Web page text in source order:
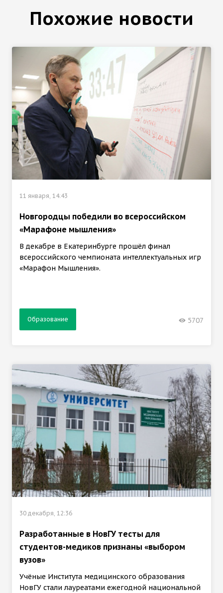
Похожие новости
11 января, 14:43
Новгородцы победили во всероссийском
«Марафоне мышления»
В декабре в Екатеринбурге прошёл финал
всероссийского чемпионата интеллектуальных игр
«Марафон Мышления».
Образование 5707
30 декабря, 12:36
Разработанные в НовГУ тесты для
студентов-медиков признаны «выбором
вузов»
Учёные Института медицинского образования
НовГУ стали лауреатами ежегодной национальной